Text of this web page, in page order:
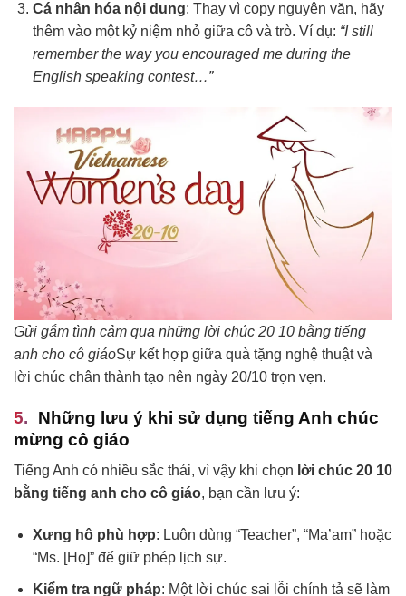
Cá nhân hóa nội dung: Thay vì copy nguyên văn, hãy
thêm vào một kỷ niệm nhỏ giữa cô và trò. Ví dụ: “I still
remember the way you encouraged me during the
English speaking contest…”
Gửi gắm tình cảm qua những lời chúc 20 10 bằng tiếng
anh cho cô giáoSự kết hợp giữa quà tặng nghệ thuật và
lời chúc chân thành tạo nên ngày 20/10 trọn vẹn.
Những lưu ý khi sử dụng tiếng Anh chúc
mừng cô giáo
Tiếng Anh có nhiều sắc thái, vì vậy khi chọn lời chúc 20 10
bằng tiếng anh cho cô giáo, bạn cần lưu ý:
Xưng hô phù hợp: Luôn dùng “Teacher”, “Ma’am” hoặc
“Ms. [Họ]” để giữ phép lịch sự.
Kiểm tra ngữ pháp: Một lời chúc sai lỗi chính tả sẽ làm